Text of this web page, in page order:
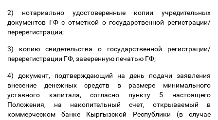
2) нотариально удостоверенные копии учредительных
документов ГФ с отметкой о государственной регистрации/
перерегистрации;
3) копию свидетельства о государственной регистрации/
перерегистрации ГФ, заверенную печатью ГФ;
4) документ, подтверждающий на день подачи заявления
внесение денежных средств в размере минимального
уставного капитала, согласно пункту 5 настоящего
Положения, на накопительный счет, открываемый в
коммерческом банке Кыргызской Республики (в случае